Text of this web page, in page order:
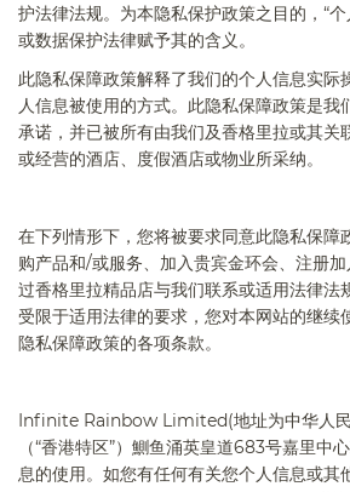
护法律法规。为本隐私保护政策之目的，“
或数据保护法律赋予其的含义。
此隐私保障政策解释了我们的个人信息实际
人信息被使用的方式。此隐私保障政策是我
承诺，并已被所有由我们及香格里拉或其关
或经营的酒店、度假酒店或物业所采纳。
在下列情形下，您将被要求同意此隐私保障
购产品和/或服务、加入贵宾金环会、注册
过香格里拉精品店与我们联系或适用法律法
受限于适用法律的要求，您对本网站的继续
隐私保障政策的各项条款。
Infinite Rainbow Limited(地址为中华人
（“香港特区”）鰂鱼涌英皇道683号嘉里中心
息的使用。如您有任何有关您个人信息或其